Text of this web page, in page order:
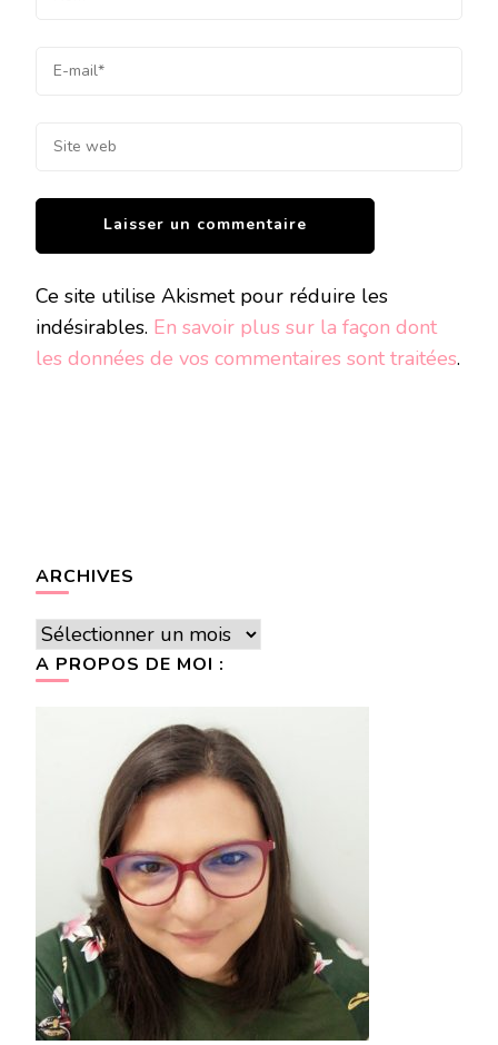
Ce site utilise Akismet pour réduire les
indésirables. En savoir plus sur la façon dont
les données de vos commentaires sont traitées.
ARCHIVES
Archives
A PROPOS DE MOI :